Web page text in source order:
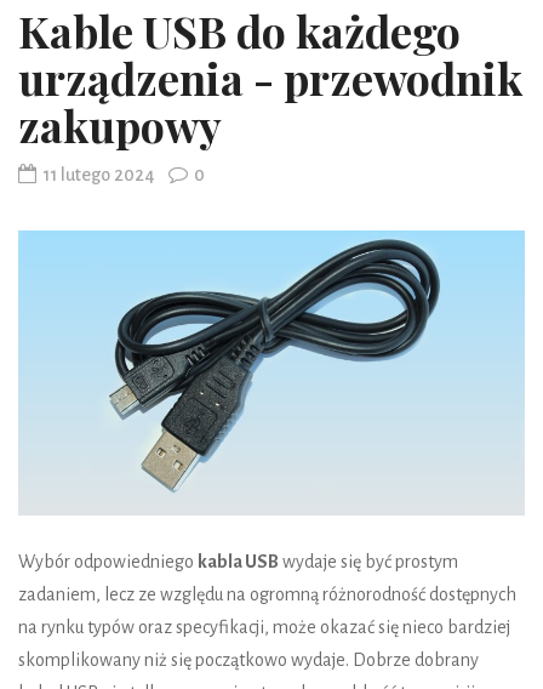
Kable USB do każdego
urządzenia - przewodnik
zakupowy
11 lutego 2024 0
Wybór odpowiedniego kabla USB wydaje się być prostym
zadaniem, lecz ze względu na ogromną różnorodność dostępnych
na rynku typów oraz specyfikacji, może okazać się nieco bardziej
skomplikowany niż się początkowo wydaje. Dobrze dobrany